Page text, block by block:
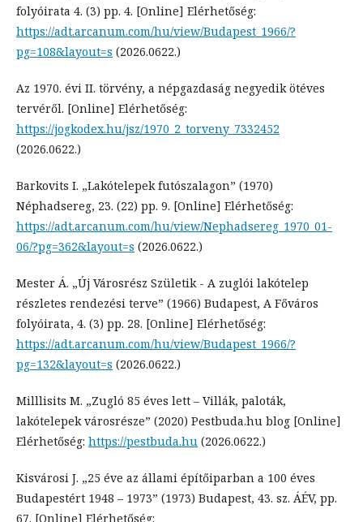
folyóirata 4. (3) pp. 4. [Online] Elérhetőség:
https://adt.arcanum.com/hu/view/Budapest_1966/?
pg=108&layout=s (2026.0622.)
Az 1970. évi II. törvény, a népgazdaság negyedik ötéves
tervéről. [Online] Elérhetőség:
https://jogkodex.hu/jsz/1970_2_torveny_7332452
(2026.0622.)
Barkovits I. „Lakótelepek futószalagon” (1970)
Néphadsereg, 23. (22) pp. 9. [Online] Elérhetőség:
https://adt.arcanum.com/hu/view/Nephadsereg_1970_01-
06/?pg=362&layout=s (2026.0622.)
Mester Á. „Új Városrész Születik - A zuglói lakótelep
részletes rendezési terve” (1966) Budapest, A Főváros
folyóirata, 4. (3) pp. 28. [Online] Elérhetőség:
https://adt.arcanum.com/hu/view/Budapest_1966/?
pg=132&layout=s (2026.0622.)
Milllisits M. „Zugló 85 éves lett – Villák, paloták,
lakótelepek városrésze” (2020) Pestbuda.hu blog [Online]
Elérhetőség: https://pestbuda.hu (2026.0622.)
Kisvárosi J. „25 éve az állami építőiparban a 100 éves
Budapestért 1948 – 1973” (1973) Budapest, 43. sz. ÁÉV, pp.
67. [Online] Elérhetőség: